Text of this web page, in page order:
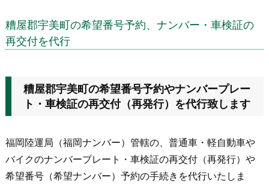
糟屋郡宇美町の希望番号予約、ナンバー・車検証の
再交付を代行
糟屋郡宇美町の希望番号予約やナンバープレー
ト・車検証の再交付（再発行）を代行致します
福岡陸運局（福岡ナンバー）管轄の、普通車・軽自動車や
バイクのナンバープレート・車検証の再交付（再発行）や
希望番号（希望ナンバー）予約の手続きを代行いたしま